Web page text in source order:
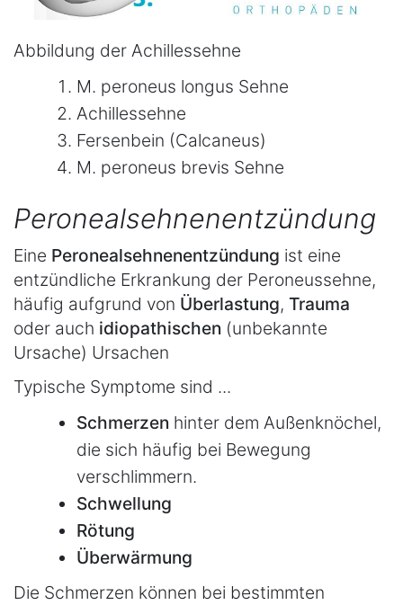
Abbildung der Achillessehne
M. peroneus longus Sehne
Achillessehne
Fersenbein (Calcaneus)
M. peroneus brevis Sehne
Peronealsehnenentzündung
Eine Peronealsehnenentzündung ist eine
entzündliche Erkrankung der Peroneussehne,
häufig aufgrund von Überlastung, Trauma
oder auch idiopathischen (unbekannte
Ursache) Ursachen
Typische Symptome sind ...
Schmerzen hinter dem Außenknöchel,
die sich häufig bei Bewegung
verschlimmern.
Schwellung
Rötung
Überwärmung
Die Schmerzen können bei bestimmten